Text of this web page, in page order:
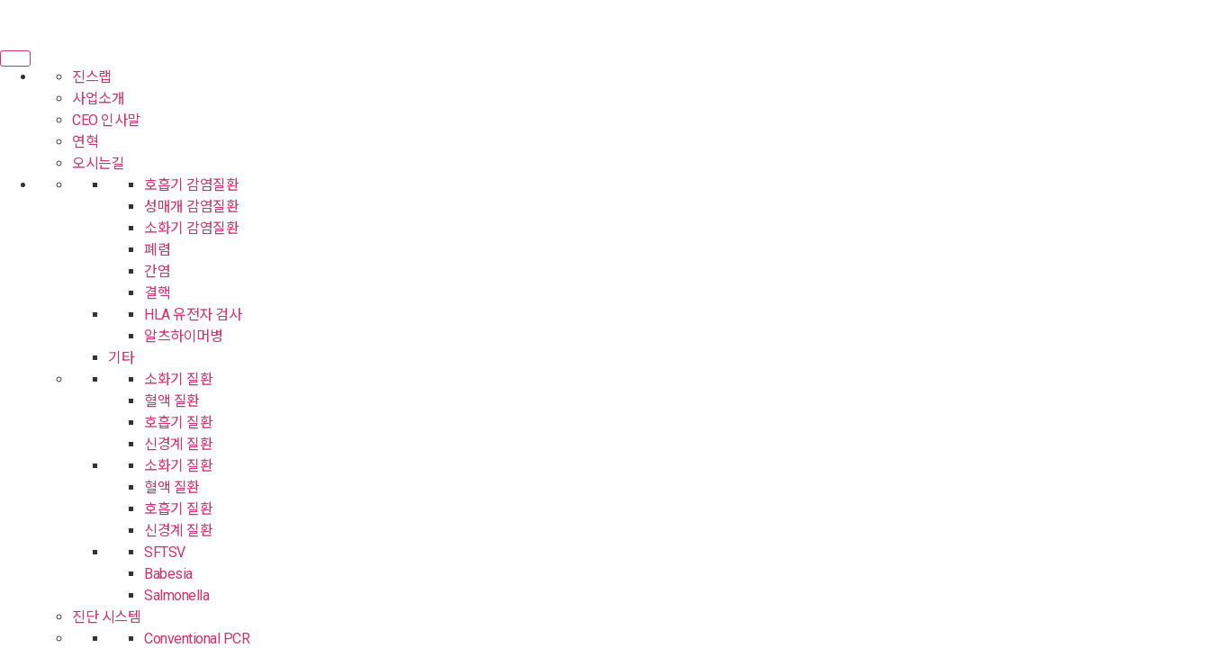
진스랩
사업소개
CEO 인사말
연혁
오시는길
호흡기 감염질환
성매개 감염질환
소화기 감염질환
폐렴
간염
결핵
HLA 유전자 검사
알츠하이머병
기타
소화기 질환
혈액 질환
호흡기 질환
신경계 질환
소화기 질환
혈액 질환
호흡기 질환
신경계 질환
SFTSV
Babesia
Salmonella
진단 시스템
Conventional PCR